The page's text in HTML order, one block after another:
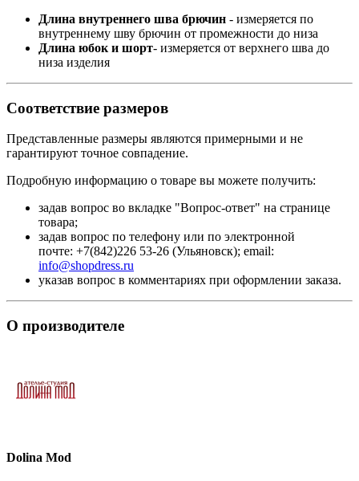
Длина внутреннего шва брючин - измеряется по
внутреннему шву брючин от промежности до низа
Длина юбок и шорт- измеряется от верхнего шва до
низа изделия
Соответствие размеров
Представленные размеры являются примерными и не
гарантируют точное совпадение.
Подробную информацию о товаре вы можете получить:
задав вопрос во вкладке "Вопрос-ответ" на странице
товара;
задав вопрос по телефону или по электронной
почте: +7(842)226 53-26 (Ульяновск); email:
info@shopdress.ru
указав вопрос в комментариях при оформлении заказа.
О производителе
Dolina Mod